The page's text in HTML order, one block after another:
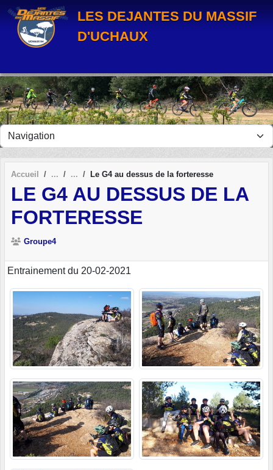
LES DEJANTES DU MASSIF
D'UCHAUX
Accueil Le G4 au dessus de la forteresse
LE G4 AU DESSUS DE LA
FORTERESSE
Groupe4
Entrainement du 20-02-2021
Panneau de gestion des cookies